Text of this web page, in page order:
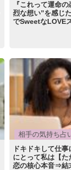
『これって運命
烈な想い”を感じ
でSweetなLOVE
相手の気持ち占
ドキドキして仕
にとって私は【
恋の核心本音⇒結